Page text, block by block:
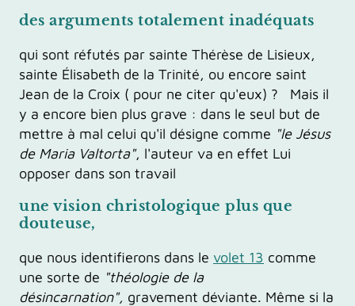
des arguments totalement inadéquats
qui sont réfutés par sainte Thérèse de Lisieux,
sainte Élisabeth de la Trinité, ou encore saint
Jean de la Croix ( pour ne citer qu'eux) ? Mais il
y a encore bien plus grave : dans le seul but de
mettre à mal celui qu'il désigne comme "le Jésus
de Maria Valtorta", l'auteur va en effet Lui
opposer dans son travail
une vision christologique plus que
douteuse,
que nous identifierons dans le volet 13 comme
une sorte de "théologie de la
désincarnation", gravement déviante. Même si la